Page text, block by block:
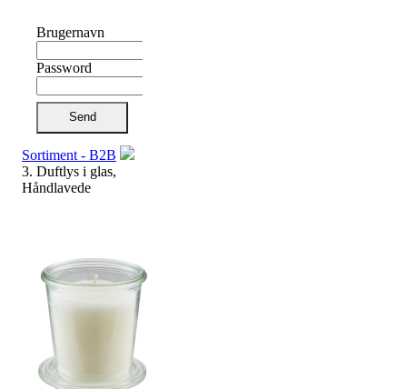
Brugernavn
Password
Send
Sortiment - B2B
3. Duftlys i glas,
Håndlavede